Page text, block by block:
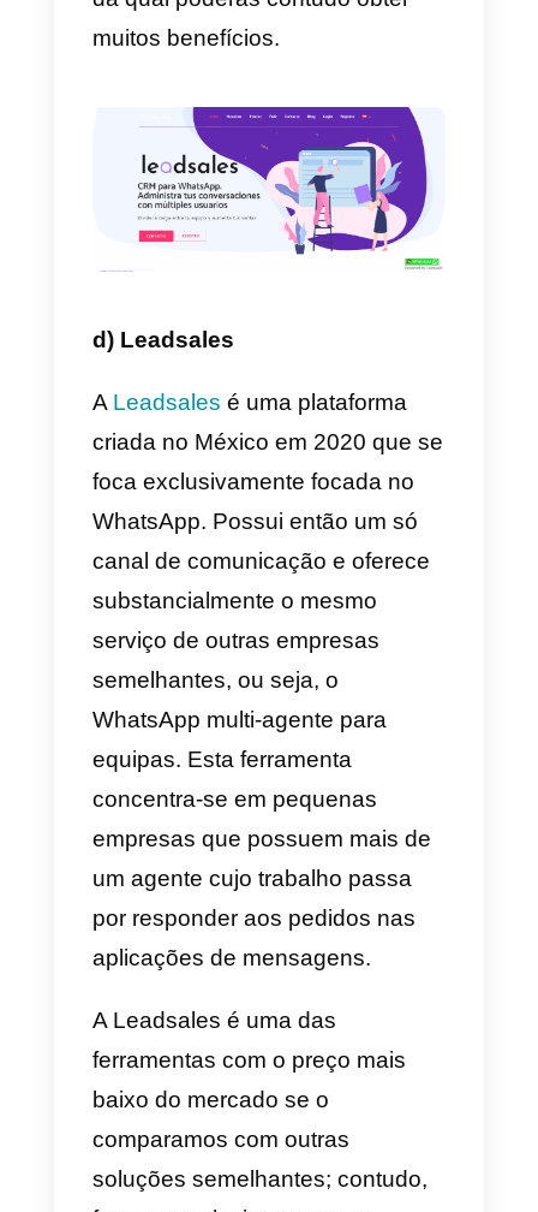
Por fim, o preço surge numa
pode ser adquirido por pequenas
e médias empresas. Deve
contudo ter-se sempre em
consideração que o seu serviço
mercado.
c) Zendesk
AZendeské uma ferramenta de
assistência ao cliente que te
possibilita conectar os teus
agentes ao cliente através do
ser todos servidos pela mesma
plataforma Zendesk sem terem
de aceder às aplicações de
mensagens.